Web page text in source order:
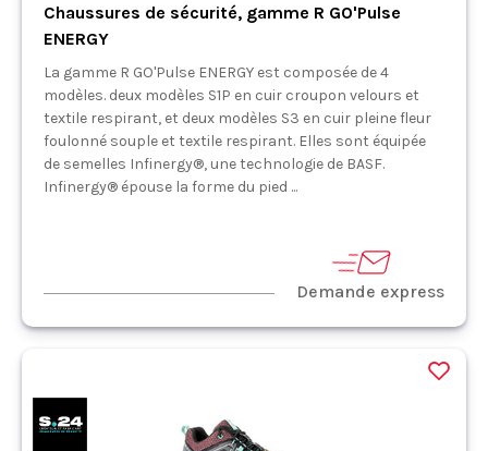
Chaussures de sécurité, gamme R GO'Pulse
ENERGY
La gamme R GO'Pulse ENERGY est composée de 4
modèles. deux modèles S1P en cuir croupon velours et
textile respirant, et deux modèles S3 en cuir pleine fleur
foulonné souple et textile respirant. Elles sont équipée
de semelles Infinergy®, une technologie de BASF.
Infinergy® épouse la forme du pied ...
Demande express